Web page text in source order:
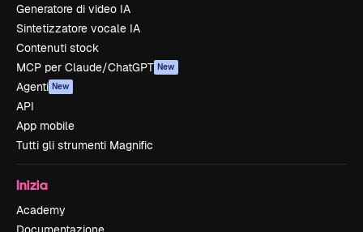
Generatore di video IA
Sintetizzatore vocale IA
Contenuti stock
MCP per Claude/ChatGPT New
Agenti New
API
App mobile
Tutti gli strumenti Magnific
Inizia
Academy